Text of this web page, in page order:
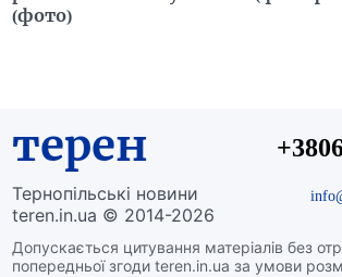
(фото)
терен
Тернопільські новини
teren.in.ua © 2014-2026
Допускається цитування матеріалів без
попередньої згоди teren.in.ua за умови